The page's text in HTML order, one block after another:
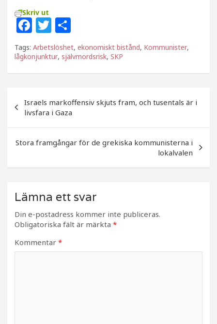
Skriv ut
F
a
c
e
o
o
k
T
w
itt
e
el
a
Tags: Arbetslöshet, ekonomiskt bistånd, Kommunister,
lågkonjunktur, självmordsrisk, SKP
Israels markoffensiv skjuts fram, och tusentals är i
livsfara i Gaza
Stora framgångar för de grekiska kommunisterna i
lokalvalen
Lämna ett svar
Din e-postadress kommer inte publiceras.
Obligatoriska fält är märkta *
Kommentar *